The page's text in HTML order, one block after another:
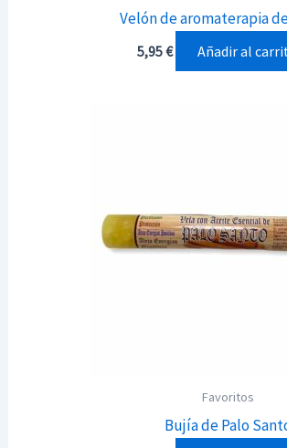
Velón de aromaterapia
5,95€ Añadir al
Favoritos
Bujía de Palo